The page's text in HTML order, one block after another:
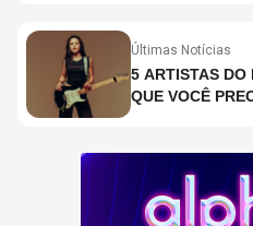
Últimas Notícias
5 ARTISTAS
QUE VOCÊ